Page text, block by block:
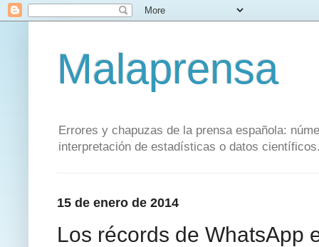
Malaprensa
Errores y chapuzas de la prensa española:
interpretación de estadísticas o datos
15 de enero de 2014
Los récords de WhatsApp